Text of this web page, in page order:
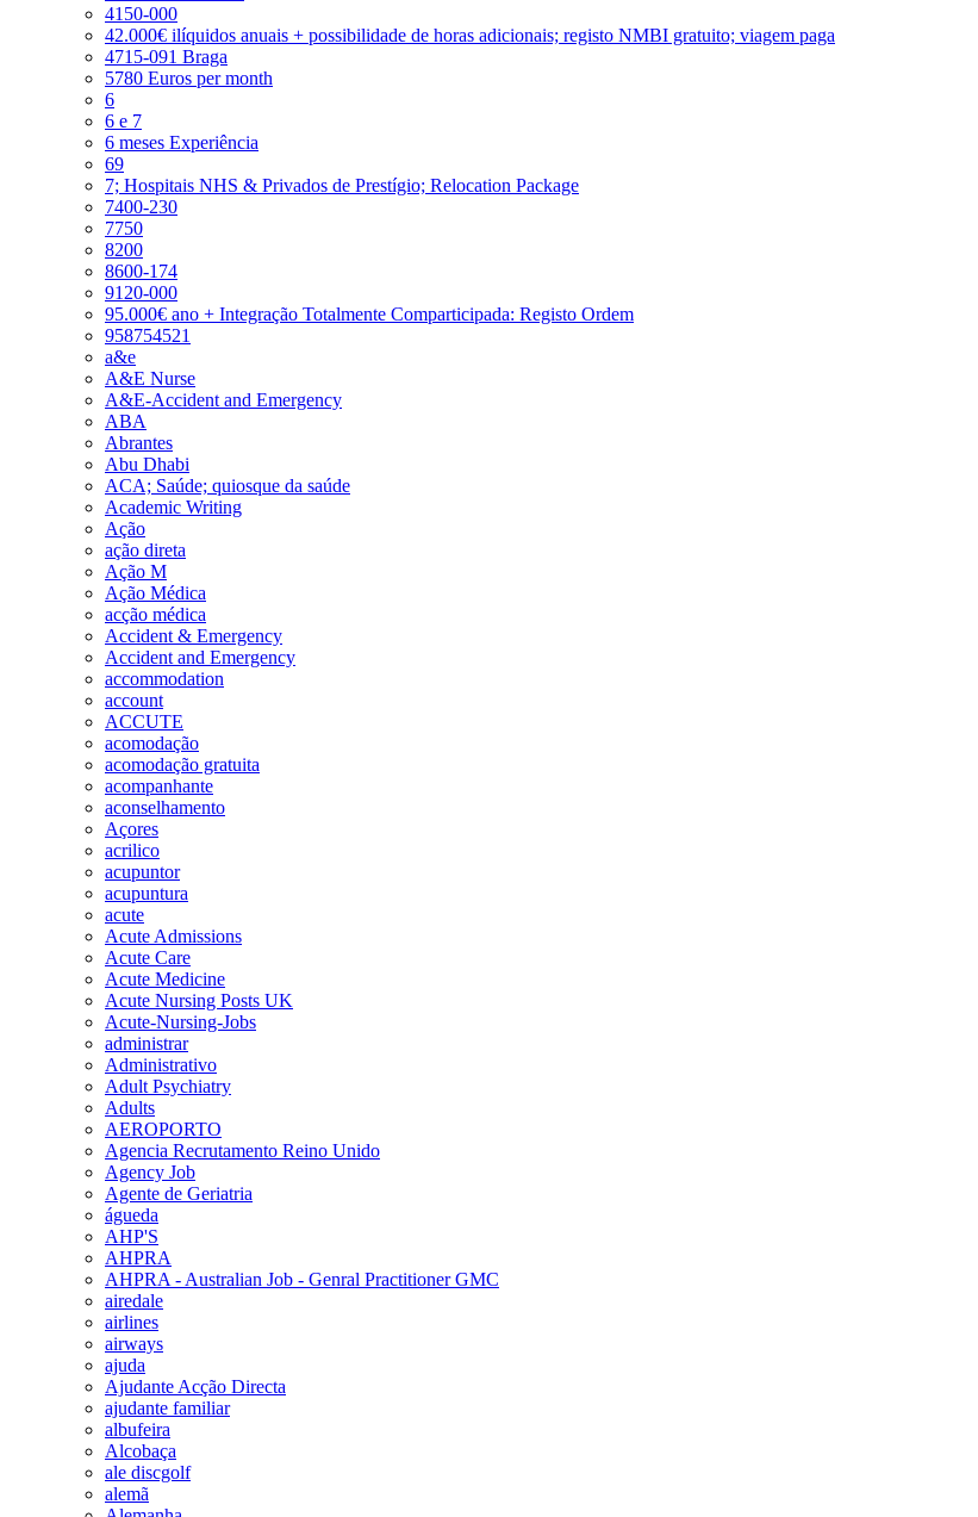
4150-000
42.000€ ilíquidos anuais + possibilidade de horas adicionais; registo NMBI gratuito; viagem paga
4715-091 Braga
5780 Euros per month
6
6 e 7
6 meses Experiência
69
7; Hospitais NHS & Privados de Prestígio; Relocation Package
7400-230
7750
8200
8600-174
9120-000
95.000€ ano + Integração Totalmente Comparticipada: Registo Ordem
958754521
a&e
A&E Nurse
A&E-Accident and Emergency
ABA
Abrantes
Abu Dhabi
ACA; Saúde; quiosque da saúde
Academic Writing
Ação
ação direta
Ação M
Ação Médica
acção médica
Accident & Emergency
Accident and Emergency
accommodation
account
ACCUTE
acomodação
acomodação gratuita
acompanhante
aconselhamento
Açores
acrilico
acupuntor
acupuntura
acute
Acute Admissions
Acute Care
Acute Medicine
Acute Nursing Posts UK
Acute-Nursing-Jobs
administrar
Administrativo
Adult Psychiatry
Adults
AEROPORTO
Agencia Recrutamento Reino Unido
Agency Job
Agente de Geriatria
águeda
AHP'S
AHPRA
AHPRA - Australian Job - Genral Practitioner GMC
airedale
airlines
airways
ajuda
Ajudante Acção Directa
ajudante familiar
albufeira
Alcobaça
ale discgolf
alemã